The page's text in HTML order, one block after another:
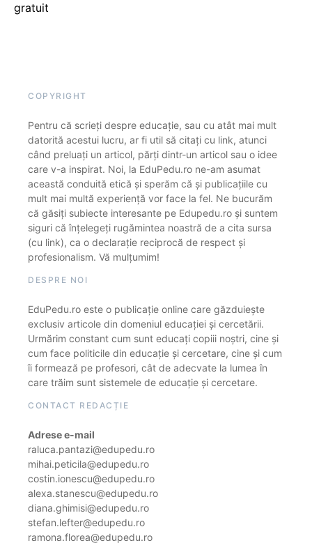
gratuit
COPYRIGHT
Pentru că scrieți despre educație, sau cu atât mai mult
datorită acestui lucru, ar fi util să citați cu link, atunci
când preluați un articol, părți dintr-un articol sau o idee
care v-a inspirat. Noi, la EduPedu.ro ne-am asumat
această conduită etică și sperăm că și publicațiile cu
mult mai multă experiență vor face la fel. Ne bucurăm
că găsiți subiecte interesante pe Edupedu.ro și suntem
siguri că înțelegeți rugămintea noastră de a cita sursa
(cu link), ca o declarație reciprocă de respect și
profesionalism. Vă mulțumim!
DESPRE NOI
EduPedu.ro este o publicație online care găzduiește
exclusiv articole din domeniul educației și cercetării.
Urmărim constant cum sunt educați copiii noștri, cine și
cum face politicile din educație și cercetare, cine și cum
îi formează pe profesori, cât de adecvate la lumea în
care trăim sunt sistemele de educație și cercetare.
CONTACT REDACȚIE
Adrese e-mail
raluca.pantazi@edupedu.ro
mihai.peticila@edupedu.ro
costin.ionescu@edupedu.ro
alexa.stanescu@edupedu.ro
diana.ghimisi@edupedu.ro
stefan.lefter@edupedu.ro
ramona.florea@edupedu.ro